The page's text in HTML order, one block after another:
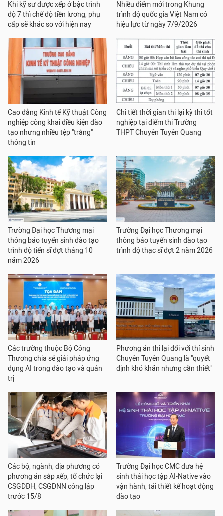
Khi kỹ sư được xếp ở bậc trình
độ 7 thì chế độ tiền lương, phụ
cấp sẽ khác so với hiện nay
Nhiều điểm mới trong Khung
trình độ quốc gia Việt Nam có
hiệu lực từ ngày 7/9/2026
Cao đẳng Kinh tế Kỹ thuật Công
nghiệp công khai điều kiện đào
tạo nhưng nhiều tệp "trắng"
thông tin
Chi tiết thời gian thi lại kỳ thi tốt
nghiệp tại điểm thi Trường
THPT Chuyên Tuyên Quang
Trường Đại học Thương mại
thông báo tuyển sinh đào tạo
trình độ tiến sĩ đợt tháng 10
năm 2026
Trường Đại học Thương mại
thông báo tuyển sinh đào tạo
trình độ thạc sĩ đợt 2 năm 2026
Các trường thuộc Bộ Công
Thương chia sẻ giải pháp ứng
dụng AI trong đào tạo và quản
trị
Phương án thi lại đối với thí sinh
Chuyên Tuyên Quang là "quyết
định khó khăn nhưng cần thiết"
Các bộ, ngành, địa phương có
phương án sắp xếp, tổ chức lại
CSGDĐH, CSGDNN công lập
trước 15/8
Trường Đại học CMC đưa hệ
sinh thái học tập AI-Native vào
vận hành, tái thiết kế hoạt động
đào tạo